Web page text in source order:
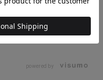
原因となります。着
M
158cm
powered by